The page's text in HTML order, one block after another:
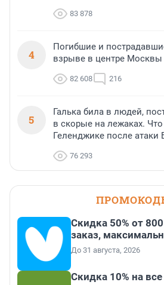
83 878
4
Погибшие и
взрыве в центре Москвы
82 608 216
5
Галька била в людей,
в скорые на лежаках.
Геленджике после
76 293
Скидка 50% от
заказ,
До 31 августа, 2026
Скидка 10% на